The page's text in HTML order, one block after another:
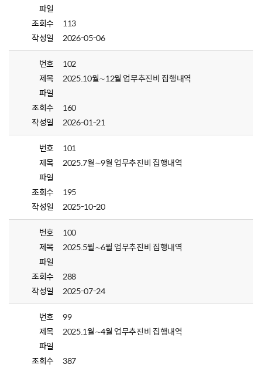
파일
조회수
113
작성일
2026-05-06
번호
102
제목
2025.10월∼12월 업무추진비 집행내역
파일
조회수
160
작성일
2026-01-21
번호
101
제목
2025.7월∼9월 업무추진비 집행내역
파일
조회수
195
작성일
2025-10-20
번호
100
제목
2025.5월∼6월 업무추진비 집행내역
파일
조회수
288
작성일
2025-07-24
번호
99
제목
2025.1월∼4월 업무추진비 집행내역
파일
조회수
387